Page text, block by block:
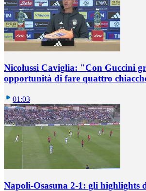
Nicolussi Caviglia: "Con Guccini
opportunità di fare quattro
01:03
Napoli-Osasuna 2-1: gli highlights